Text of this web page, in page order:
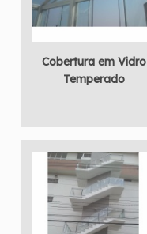
Cobertura em Vidro
Temperado